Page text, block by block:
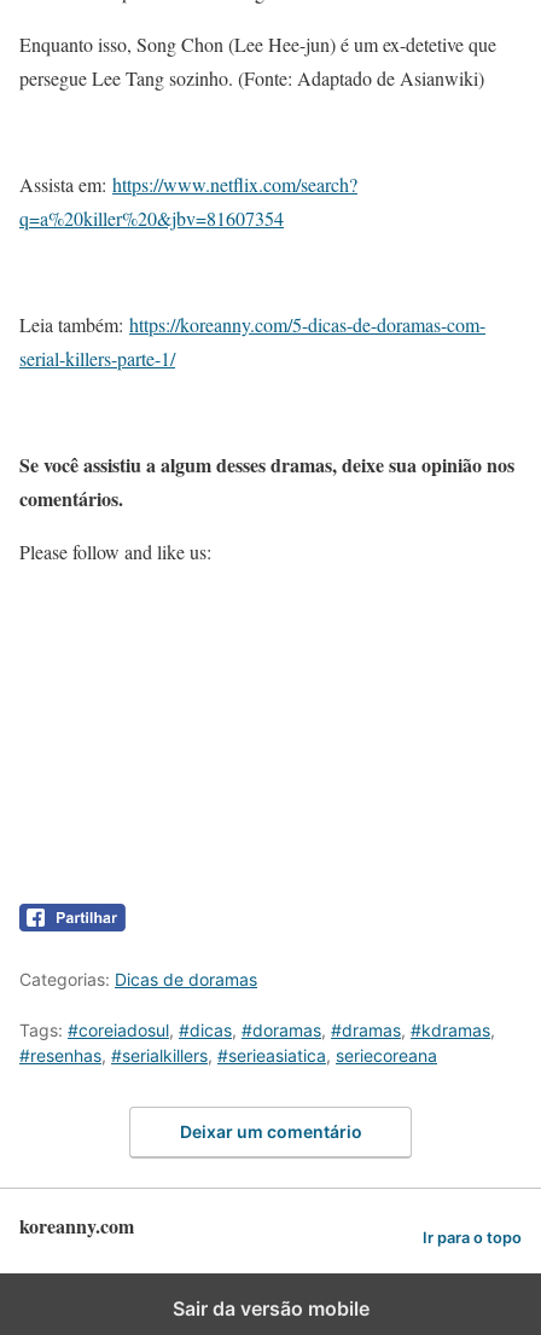
Enquanto isso, Song Chon (Lee Hee-jun) é um ex-detetive que
persegue Lee Tang sozinho. (Fonte: Adaptado de Asianwiki)
Assista em: https://www.netflix.com/search?
q=a%20killer%20&jbv=81607354
Leia também: https://koreanny.com/5-dicas-de-doramas-com-
serial-killers-parte-1/
Se você assistiu a algum desses dramas, deixe sua opinião nos
comentários.
Please follow and like us:
Categorias: Dicas de doramas
Tags: #coreiadosul, #dicas, #doramas, #dramas, #kdramas,
#resenhas, #serialkillers, #serieasiatica, seriecoreana
Deixar um comentário
koreanny.com Ir para o topo
Sair da versão mobile